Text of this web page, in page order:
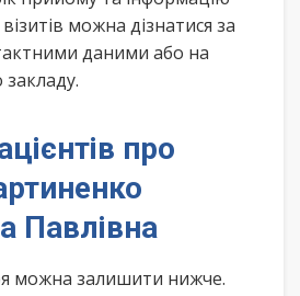
можна дізнатися за
даними або на
про
Павлівна
можна залишити нижче.